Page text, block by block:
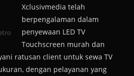
Xclusivmedia telah
berpengalaman dalam
penyewaan LED TV
Touchscreen murah dan
ratusan client untuk sewa TV
dengan pelayanan yang